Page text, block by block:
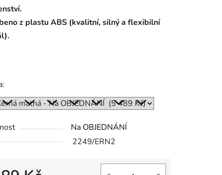
z plastu ABS (kvalitní, silný a flexibilní
Na OBJEDNÁNÍ
2249/ERN2